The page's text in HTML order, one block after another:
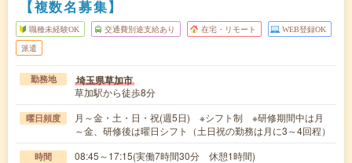
【複数名募集】
職種未経験OK 交通費別途支給あり 在宅・リモート WEB登録OK
派遣
勤務地 埼玉県草加市
草加駅から徒歩8分
曜日頻度
月～金・土・日・祝(週5日) ※シフト制 ※研修期間中は月
～金、研修後は曜日シフト（土日祝の勤務は月に3～4回程）
時間 08:45～17:15(実働7時間30分 休憩1時間)